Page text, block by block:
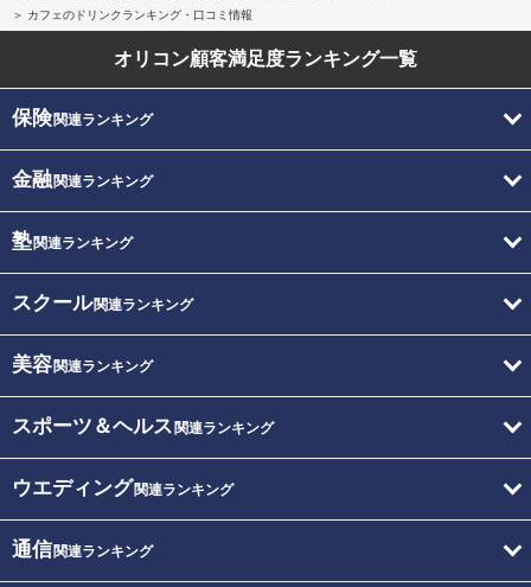
カフェのドリンクランキング・口コミ情報
オリコン顧客満足度ランキング一覧
保険関連ランキング
金融関連ランキング
塾関連ランキング
スクール関連ランキング
美容関連ランキング
スポーツ＆ヘルス 関連ランキング
ウエディング関連ランキング
通信関連ランキング